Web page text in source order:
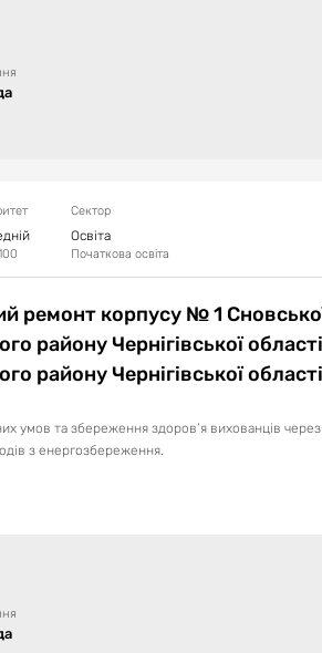
Сектор
Освіта
Початкова освіта
ремонт корпусу № 1
району Чернігівської
району Чернігівської
умов та збереження здоров’я вихованців через
з енергозбереження.